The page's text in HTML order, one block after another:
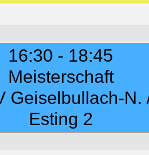
16:30 - 18:45
Meisterschaft
Geiselbullach-N.
Esting 2